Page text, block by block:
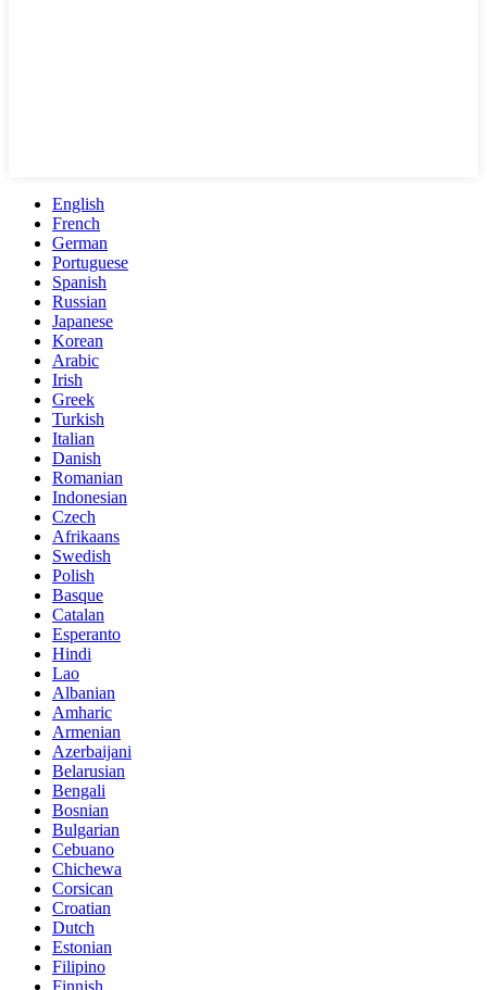
English
French
German
Portuguese
Spanish
Russian
Japanese
Korean
Arabic
Irish
Greek
Turkish
Italian
Danish
Romanian
Indonesian
Czech
Afrikaans
Swedish
Polish
Basque
Catalan
Esperanto
Hindi
Lao
Albanian
Amharic
Armenian
Azerbaijani
Belarusian
Bengali
Bosnian
Bulgarian
Cebuano
Chichewa
Corsican
Croatian
Dutch
Estonian
Filipino
Finnish